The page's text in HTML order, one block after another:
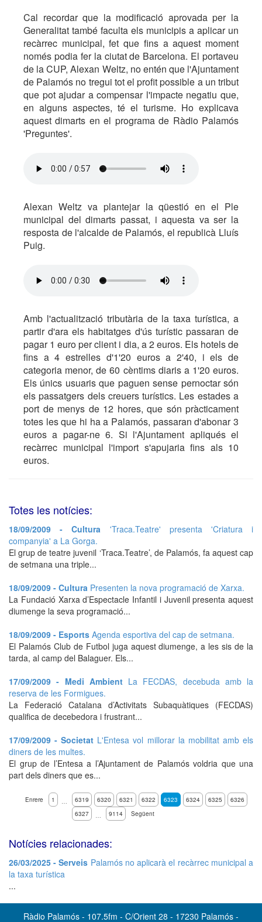
Cal recordar que la modificació aprovada per la
Generalitat també faculta els municipis a aplicar un
recàrrec municipal, fet que fins a aquest moment
només podia fer la ciutat de Barcelona. El portaveu
de la CUP, Alexan Weltz, no entén que l'Ajuntament
de Palamós no tregui tot el profit possible a un tribut
que pot ajudar a compensar l'impacte negatiu que,
en alguns aspectes, té el turisme. Ho explicava
aquest dimarts en el programa de Ràdio Palamós
'Preguntes'.
Alexan Weltz va plantejar la qüestió en el Ple
municipal del dimarts passat, i aquesta va ser la
resposta de l'alcalde de Palamós, el republicà Lluís
Puig.
Amb l'actualització tributària de la taxa turística, a
partir d'ara els habitatges d'ús turístic passaran de
pagar 1 euro per client i dia, a 2 euros. Els hotels de
fins a 4 estrelles d'1'20 euros a 2'40, i els de
categoria menor, de 60 cèntims diaris a 1'20 euros.
Els únics usuaris que paguen sense pernoctar són
els passatgers dels creuers turístics. Les estades a
port de menys de 12 hores, que són pràcticament
totes les que hi ha a Palamós, passaran d'abonar 3
euros a pagar-ne 6. Si l'Ajuntament apliqués el
recàrrec municipal l'import s'apujaria fins als 10
euros.
Totes les notícies:
18/09/2009 - Cultura 'Traca.Teatre' presenta 'Criatura i
companyia' a La Gorga.
El grup de teatre juvenil ‘Traca.Teatre’, de Palamós, fa aquest cap
de setmana una triple...
18/09/2009 - Cultura Presenten la nova programació de Xarxa.
La Fundació Xarxa d’Espectacle Infantil i Juvenil presenta aquest
diumenge la seva programació...
18/09/2009 - Esports Agenda esportiva del cap de setmana.
El Palamós Club de Futbol juga aquest diumenge, a les sis de la
tarda, al camp del Balaguer. Els...
17/09/2009 - Medi Ambient La FECDAS, decebuda amb la
reserva de les Formigues.
La Federació Catalana d’Activitats Subaquàtiques (FECDAS)
qualifica de decebedora i frustrant...
17/09/2009 - Societat L'Entesa vol millorar la mobilitat amb els
diners de les multes.
El grup de l’Entesa a l’Ajuntament de Palamós voldria que una
part dels diners que es...
Enrere 1 6319 6320 6321 6322 6323 6324 6325
6326
6327
9114 Següent
Notícies relacionades:
26/03/2025 - Serveis Palamós no aplicarà el recàrrec municipal a
la taxa turística
...
Ràdio Palamós - 107.5fm - C/Orient 28 - 17230 Palamós -